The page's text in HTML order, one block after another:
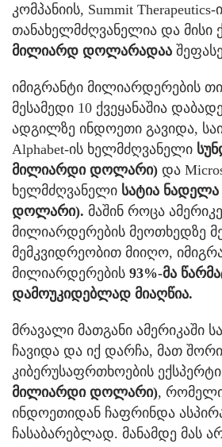
კომპანიის, Summit Therapeutics-
თანახელმძღვანელია და მისი
მილიარდ დოლარადაა
იმიგრანტი მილიარდერების
მესამედი 10 ქვეყანაშია
ადგილზე ინდოეთი გავიდა,
Alphabet-ის ხელმძღვანელი
მილიარდი დოლარი) და
ხელმძღვანელი სატია
დოლარი). მაშინ როცა
მილიარდერების მეოთხედზე
მემკვიდრეობით მიიღო,
მილიარდერების 93%-მა
დამოუკიდებლად მიაღწია.
მრავალი მათგანი ამერიკაში
ჩავიდა და იქ დარჩა, მათ
კიბერუსაფრთხოების ექსპერტი
მილიარდი დოლარი),
ინდოეთიდან ჩაფრინდა
ჩასაბარებლად. მანამდე მას